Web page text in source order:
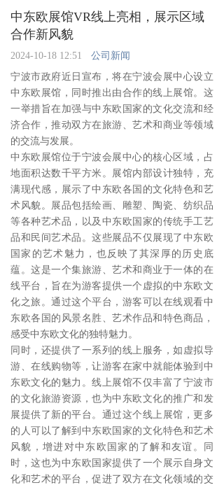
中东欧展馆VR线上亮相，展示区域
合作新风貌
2024-10-18 12:51
公司新闻
宁波市政府近日宣布，将在宁波会展中心设立
中东欧展馆，同时推出由合作的线上展馆。这
一举措旨在加强与中东欧国家的文化交流和经
济合作，推动双方在旅游、艺术和商业等领域
的交流与发展。
中东欧展馆位于宁波会展中心的核心区域，占
地面积达数千平方米。展馆内部设计独特，充
满现代感，展示了中东欧各国的文化特色和艺
术风貌。展品包括绘画、雕塑、陶瓷、纺织品
等各种艺术品，以及中东欧国家的传统手工艺
品和民间艺术品。这些展品不仅展现了中东欧
国家的艺术魅力，也反映了其深厚的历史底
蕴。这是一个集旅游、艺术和商业于一体的在
线平台，旨在为游客提供一个虚拟的中东欧文
化之旅。通过这个平台，游客可以在线观看中
东欧各国的风景名胜、艺术作品和特色商品，
感受中东欧文化的独特魅力。
同时， 还提供了一系列的线上服务，如虚拟导
游、在线购物等，让游客在家中就能体验到中
东欧文化的魅力。线上展馆不仅丰富了宁波市
的文化旅游资源，也为中东欧文化的推广和发
展提供了新的平台。通过这个线上展馆，更多
的人可以了解到中东欧国家的文化特色和艺术
风貌，增进对中东欧国家的了解和友谊。同
时，这也为中东欧国家提供了一个展示自身文
化和艺术的平台，促进了双方在文化领域的交